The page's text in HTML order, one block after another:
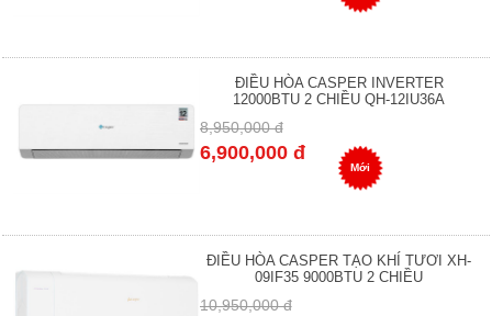
ĐIỀU HÒA CASPER INVERTER
12000BTU 2 CHIỀU QH-12IU36A
8,950,000 đ
6,900,000 đ
Mới
ĐIỀU HÒA CASPER TẠO KHÍ TƯƠI XH-
09IF35 9000BTU 2 CHIỀU
10,950,000 đ